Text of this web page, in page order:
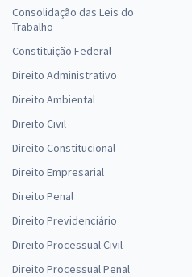
Consolidação das Leis do
Trabalho
Constituição Federal
Direito Administrativo
Direito Ambiental
Direito Civil
Direito Constitucional
Direito Empresarial
Direito Penal
Direito Previdenciário
Direito Processual Civil
Direito Processual Penal